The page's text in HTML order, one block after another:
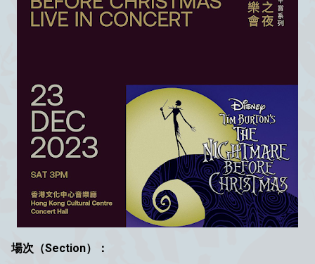
場次（Section）：